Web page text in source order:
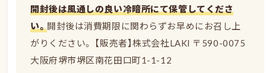
開封後は風通しの良い冷暗所にて保管してくださ
い。開封後は消費期限に関わらずお早めにお召し上
がりください。 【販売者】株式会社LAKI 〒590-0075
大阪府堺市堺区南花田口町1-1-12